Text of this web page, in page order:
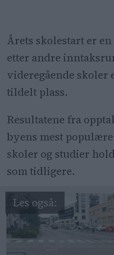
Årets skolestart er
etter andre
videregående skoler
tildelt plass.
Resultatene fra
byens mest
skoler og studier
som tidligere.